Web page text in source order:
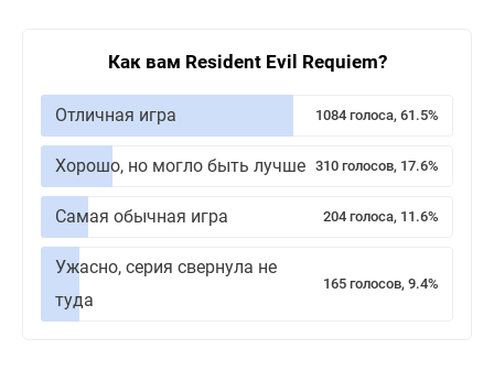
Как вам Resident Evil Requiem?
Отличная игра 1084 голоса, 61.5%
Хорошо, но могло быть лучше 310 голосов, 17.6%
Самая обычная игра 204 голоса, 11.6%
Ужасно, серия свернула не
туда
165 голосов, 9.4%